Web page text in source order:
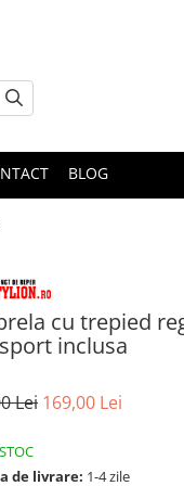
BLOG
cu trepied
inclusa
Lei 169,00 Lei
de livrare: 1-4 zile